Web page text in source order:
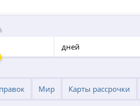
дней
Мир Карты рассрочки